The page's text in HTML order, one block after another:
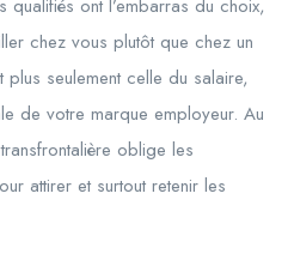
qualifiés ont l’embarras du choix,
chez vous plutôt que chez un
plus seulement celle du salaire,
de votre marque employeur. Au
oblige les
attirer et surtout retenir les